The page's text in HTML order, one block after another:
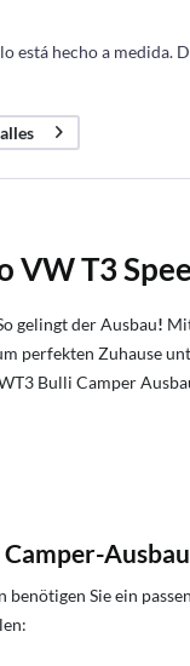
está hecho a medida.
VW T3
gelingt der Ausbau!
Zuhause
Bulli Camper
benötigen Sie ein